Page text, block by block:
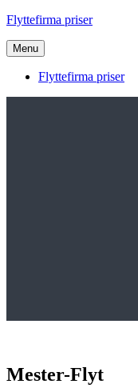
Videre
indhold
Flyttefirma priser
Menu
Flyttefirma priser
Mester-Flyt